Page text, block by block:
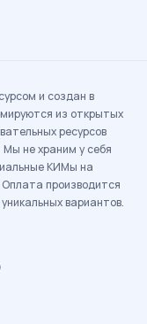
и создан в
из открытых
ресурсов
не храним у себя
КИМы на
производится
вариантов.